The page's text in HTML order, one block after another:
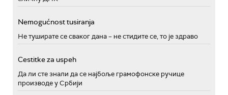
Nemogućnost tusiranja
Не туширате се сваког дана – не стидите се, то је здраво
Cestitke za uspeh
Да ли сте знали да се најбоље грамофонске ручице
производе у Србији